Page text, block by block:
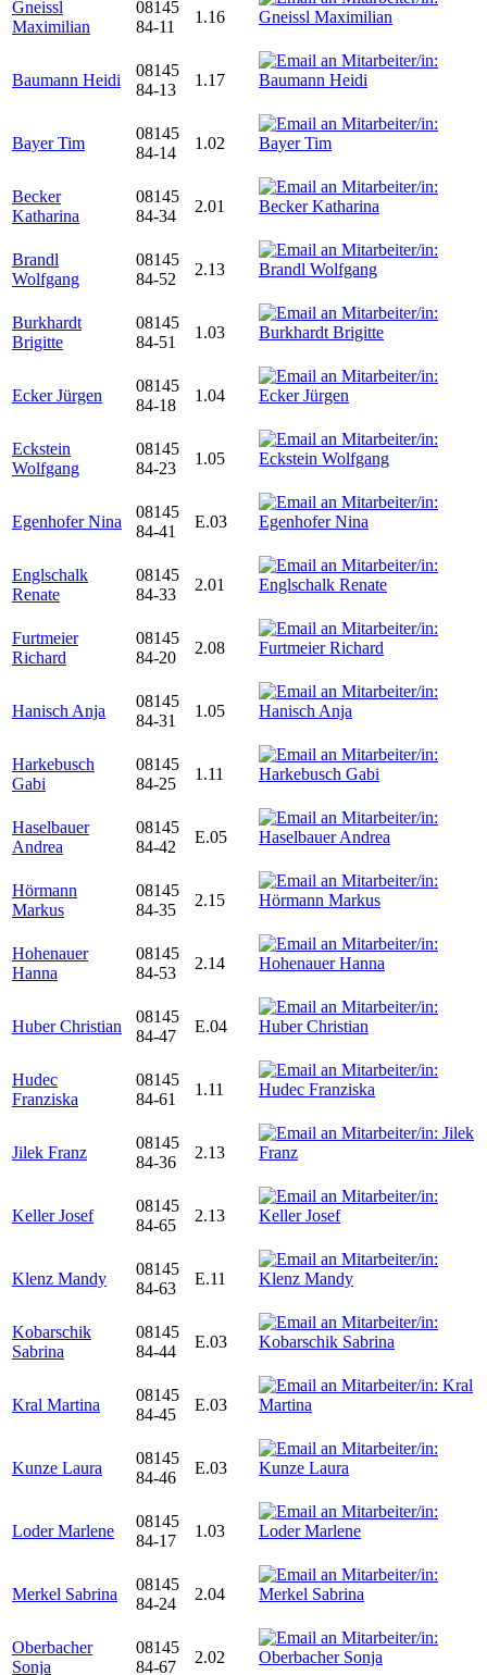
Gneissl
Maximilian
08145
84-11
1.16
Baumann Heidi
08145
84-13
1.17
Bayer Tim
08145
84-14
1.02
Becker
Katharina
08145
84-34
2.01
Brandl
Wolfgang
08145
84-52
2.13
Burkhardt
Brigitte
08145
84-51
1.03
Ecker Jürgen
08145
84-18
1.04
Eckstein
Wolfgang
08145
84-23
1.05
Egenhofer Nina
08145
84-41
E.03
Englschalk
Renate
08145
84-33
2.01
Furtmeier
Richard
08145
84-20
2.08
Hanisch Anja
08145
84-31
1.05
Harkebusch
Gabi
08145
84-25
1.11
Haselbauer
Andrea
08145
84-42
E.05
Hörmann
Markus
08145
84-35
2.15
Hohenauer
Hanna
08145
84-53
2.14
Huber Christian
08145
84-47
E.04
Hudec
Franziska
08145
84-61
1.11
Jilek Franz
08145
84-36
2.13
Keller Josef
08145
84-65
2.13
Klenz Mandy
08145
84-63
E.11
Kobarschik
Sabrina
08145
84-44
E.03
Kral Martina
08145
84-45
E.03
Kunze Laura
08145
84-46
E.03
Loder Marlene
08145
84-17
1.03
Merkel Sabrina
08145
84-24
2.04
Oberbacher
Sonja
08145
84-67
2.02